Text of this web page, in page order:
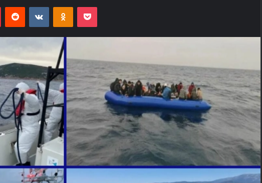
PinterestReddit VKontakteOdnoklassniki
Pocket